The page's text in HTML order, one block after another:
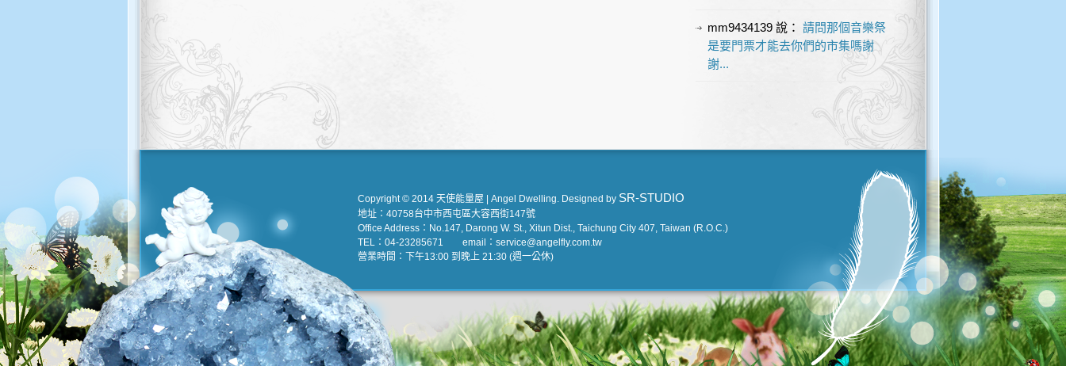
mm9434139說： 請問那個音樂祭
是要門票才能去你們的市集嗎謝
謝...
Copyright © 2014 天使能量屋 | Angel Dwelling. Designed by SR-STUDIO
地址：40758台中市西屯區大容西街147號
Office Address：No.147, Darong W. St., Xitun Dist., Taichung City 407, Taiwan (R.O.C.)
TEL：04-23285671 email：service@angelfly.com.tw
營業時間：下午13:00 到晚上 21:30 (週一公休)